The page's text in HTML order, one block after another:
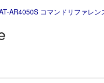
AR4050S コマンドリファレン